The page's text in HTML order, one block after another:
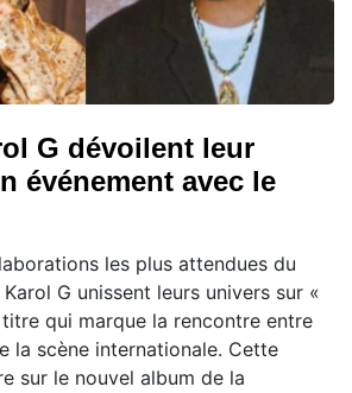
G dévoilent leur
événement avec le
les plus attendues du
G unissent leurs univers sur «
qui marque la rencontre entre
la scène internationale. Cette
sur le nouvel album de la